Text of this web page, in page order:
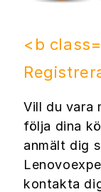
<b
Vill du vara
följa dina
anmält dig
kontakta